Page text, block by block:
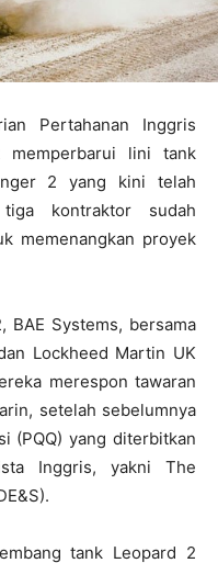
Pertahanan Inggris
memperbarui lini tank
2 yang kini telah
kontraktor sudah
memenangkan proyek
BAE Systems, bersama
Lockheed Martin UK
merespon tawaran
setelah sebelumnya
(PQQ) yang diterbitkan
Inggris, yakni The
tank Leopard 2